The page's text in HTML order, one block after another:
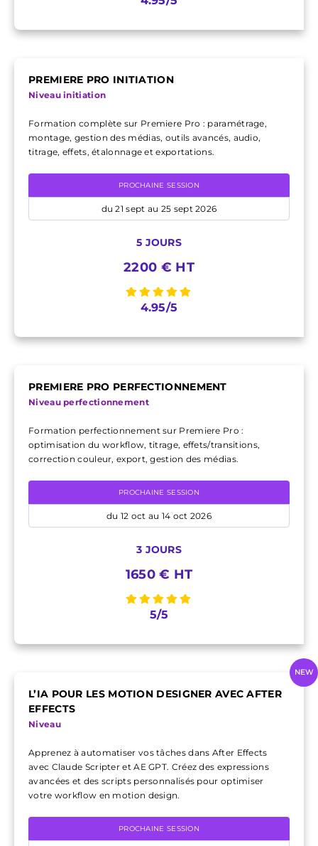
PREMIERE PRO INITIATION
Niveau initiation
Formation complète sur Premiere Pro : paramétrage,
montage, gestion des médias, outils avancés, audio,
titrage, effets, étalonnage et exportations.
PROCHAINE SESSION
du 21 sept au 25 sept 2026
5 JOURS
2200 € HT
4.95/5
PREMIERE PRO PERFECTIONNEMENT
Niveau perfectionnement
Formation perfectionnement sur Premiere Pro :
optimisation du workflow, titrage, effets/transitions,
correction couleur, export, gestion des médias.
PROCHAINE SESSION
du 12 oct au 14 oct 2026
3 JOURS
1650 € HT
5/5
L’IA POUR LES MOTION DESIGNER AVEC AFTER
EFFECTS
Niveau
Apprenez à automatiser vos tâches dans After Effects
avec Claude Scripter et AE GPT. Créez des expressions
avancées et des scripts personnalisés pour optimiser
votre workflow en motion design.
PROCHAINE SESSION
NEW